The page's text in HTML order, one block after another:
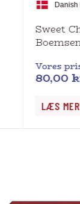
Danish
Sweet
Vores
80,00
LÆS